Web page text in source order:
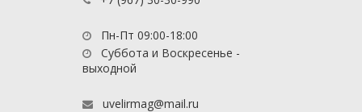
Пн-Пт 09:00-18:00
Суббота и Воскресенье -
выходной
uvelirmag@mail.ru